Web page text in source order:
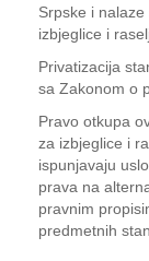
Srpske i
izbjeglice i
Privatizacija
sa Zakonom o
Pravo otkupa
za izbjeglice i
ispunjavaju
prava na
pravnim
predmetnih